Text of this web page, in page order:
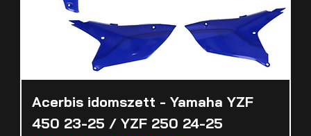
Acerbis idomszett - Yamaha YZF
450 23-25 / YZF 250 24-25